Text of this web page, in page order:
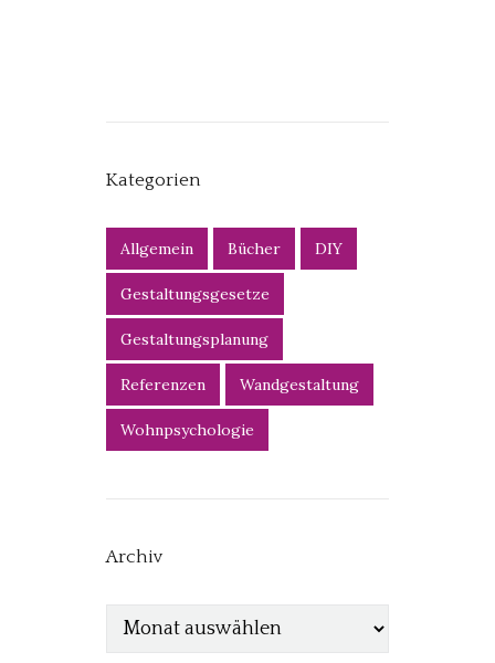
Kategorien
Allgemein Bücher DIY
Gestaltungsgesetze
Gestaltungsplanung
Referenzen Wandgestaltung
Wohnpsychologie
Archiv